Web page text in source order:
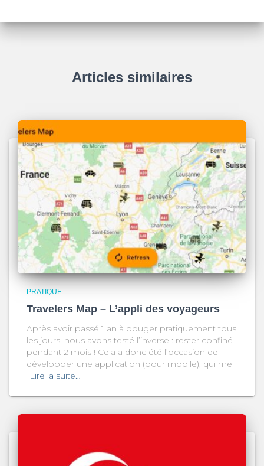
Articles similaires
PRATIQUE
Travelers Map – L’appli des voyageurs
Après avoir passé 1 an à bouger pratiquement tous
les jours, nous avons testé l’inverse : rester confiné
pendant 2 mois ! Cela a donc été l’occasion de
développer une application (pour mobile), qui me
Lire la suite…